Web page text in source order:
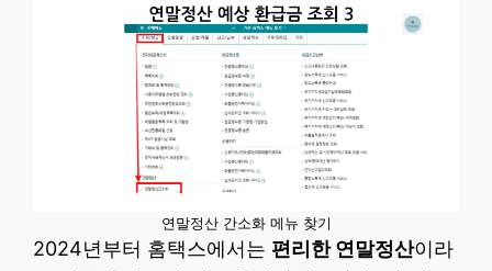
연말정산 간소화 메뉴 찾기
2024년부터 홈택스에서는 편리한 연말정산이라